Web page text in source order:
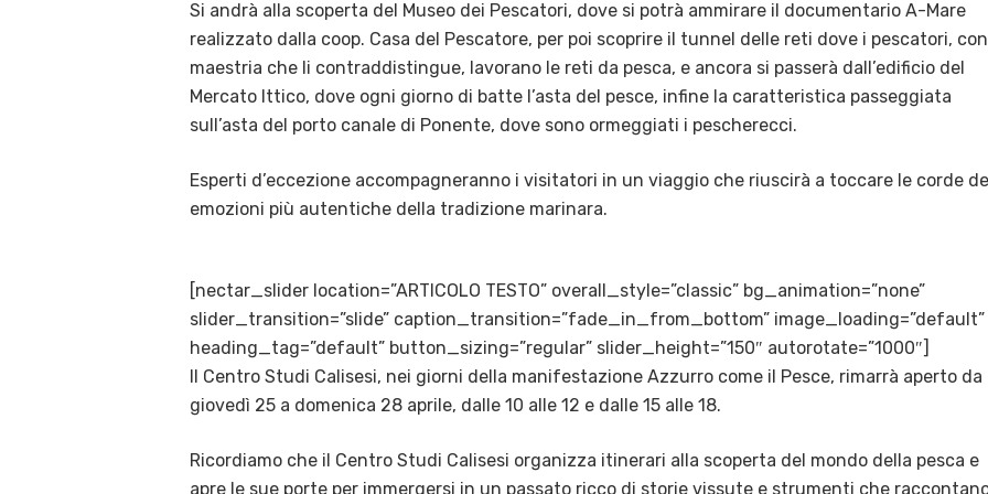
Si andrà alla scoperta del Museo dei Pescatori, dove si potrà ammirare il documentario A-Mare
realizzato dalla coop. Casa del Pescatore, per poi scoprire il tunnel delle reti dove i pescatori,
maestria che li contraddistingue, lavorano le reti da pesca, e ancora si passerà dall’edificio del
Mercato Ittico, dove ogni giorno di batte l’asta del pesce, infine la caratteristica passeggiata
sull’asta del porto canale di Ponente, dove sono ormeggiati i pescherecci.
Esperti d’eccezione accompagneranno i visitatori in un viaggio che riuscirà a toccare le corde
emozioni più autentiche della tradizione marinara.
[nectar_slider location=”ARTICOLO TESTO” overall_style=”classic” bg_animation=”none”
slider_transition=”slide” caption_transition=”fade_in_from_bottom” image_loading=”default”
heading_tag=”default” button_sizing=”regular” slider_height=”150″ autorotate=”1000″]
Il Centro Studi Calisesi, nei giorni della manifestazione Azzurro come il Pesce, rimarrà aperto da
giovedì 25 a domenica 28 aprile, dalle 10 alle 12 e dalle 15 alle 18.
Ricordiamo che il Centro Studi Calisesi organizza itinerari alla scoperta del mondo della pesca e
apre le sue porte per immergersi in un passato ricco di storie vissute e strumenti che